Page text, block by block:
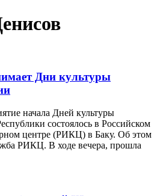
Дни культуры
начала Дней культуры
состоялось в Российском
центре (РИКЦ) в Баку. Об этом
РИКЦ. В ходе вечера, прошла